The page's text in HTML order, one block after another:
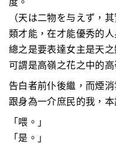
（天は二物を与えず，
類才能，在才能優秀的
總之是要表達女主是天之
可謂是高嶺之花之中的高
告白者前仆後繼，而煙
跟身為一介庶民的我，
「喂。」
「是。」